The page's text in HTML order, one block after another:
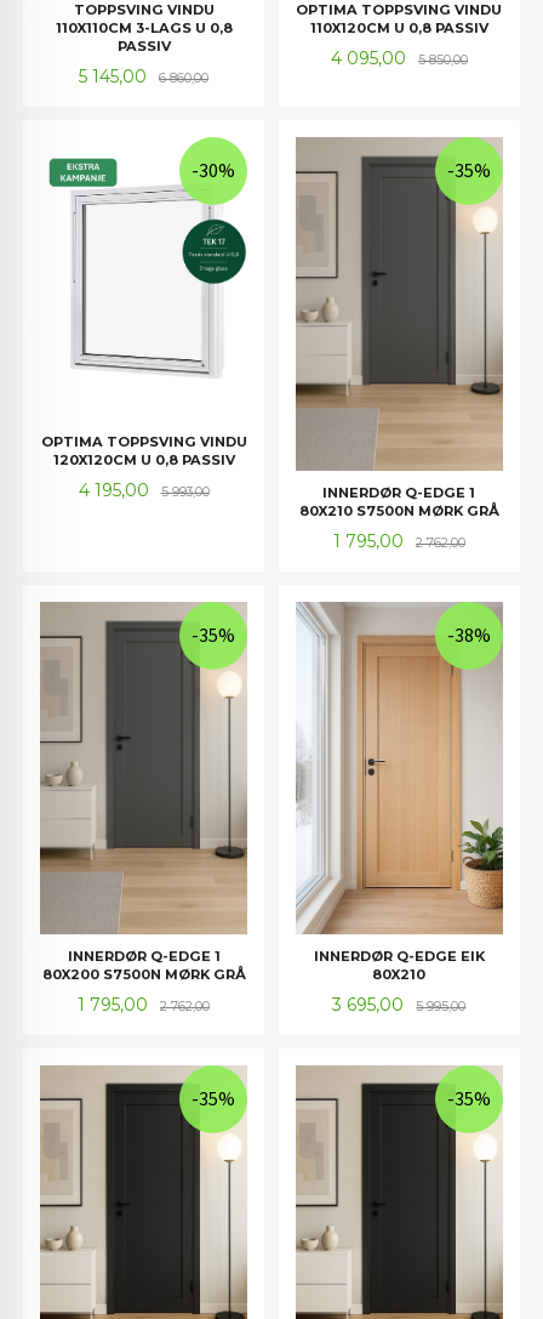
TOPPSVING VINDU
110X110CM 3-LAGS U 0,8
PASSIV
Tilbud
5 145,00 6 860,00Rabatt
OPTIMA TOPPSVING VINDU
110X120CM U 0,8 PASSIV
Tilbud
4 095,00 5 850,00Rabatt
OPTIMA TOPPSVING VINDU
120X120CM U 0,8 PASSIV
Tilbud
4 195,00 5 993,00Rabatt
-30%
INNERDØR Q-EDGE 1
80X210 S7500N MØRK GRÅ
Tilbud
1 795,00 2 762,00Rabatt
-35%
INNERDØR Q-EDGE 1
80X200 S7500N MØRK GRÅ
Tilbud
1 795,00 2 762,00Rabatt
-35%
INNERDØR Q-EDGE EIK
80X210
Tilbud
3 695,00 5 995,00Rabatt
-38%
-35% -35%